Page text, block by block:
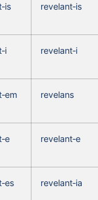
revelant‑is
revelant‑i
revelans
revelant‑e
revelant‑ia